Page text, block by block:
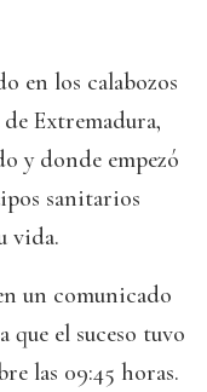
en los calabozos
Extremadura,
y donde empezó
sanitarios
vida.
un comunicado
que el suceso tuvo
las 09:45 horas.